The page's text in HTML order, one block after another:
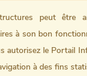
peut être
à son bon
autorisez le Portail
à des fins